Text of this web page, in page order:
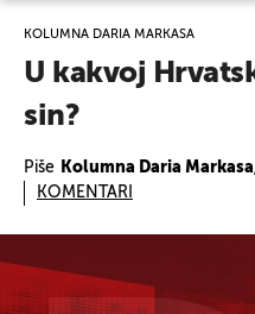
KOLUMNA DARIA MARKASA
U kakvoj
sin?
Piše Kolumna Daria
KOMENTARI